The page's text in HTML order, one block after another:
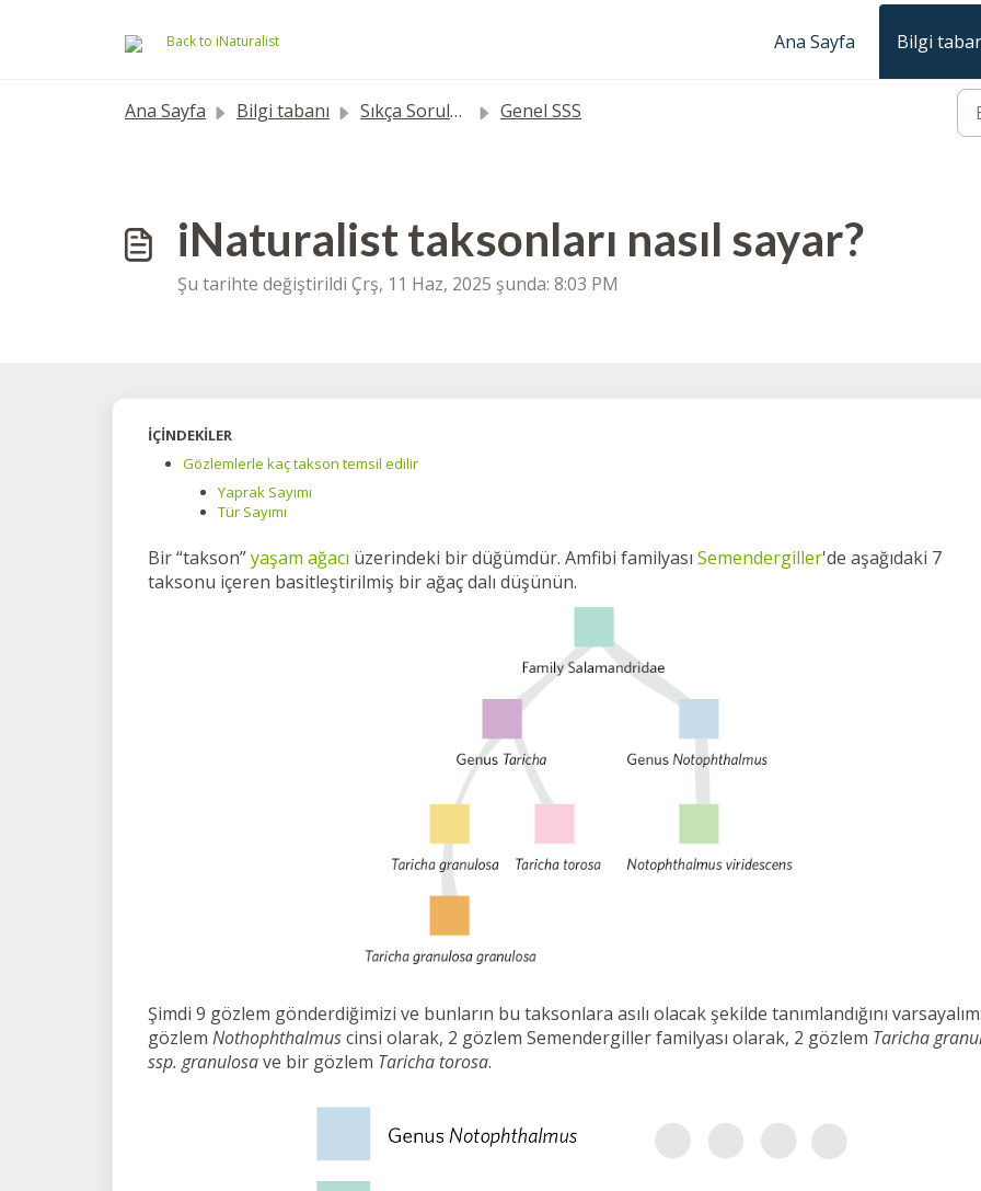
Back to iNaturalist Ana Sayfa Bilgi
Ana Sayfa Bilgi tabanı Sıkça Sorulan Sorular Genel SSS
iNaturalist taksonları nasıl sayar?
Şu tarihte değiştirildi Çrş, 11 Haz, 2025 şunda: 8:03 PM
İÇİNDEKİLER
Gözlemlerle kaç takson temsil edilir
Yaprak Sayımı
Tür Sayımı
Bir “takson”yaşam ağacı üzerindeki bir düğümdür. Amfibi familyası Semendergiller'de aşağıdaki 7
taksonu içeren basitleştirilmiş bir ağaç dalı düşünün.
Şimdi 9 gözlem gönderdiğimizi ve bunların bu taksonlara asılı olacak şekilde tanımlandığını
gözlem Nothophthalmuscinsi olarak, 2 gözlem Semendergiller familyası olarak, 2 gözlem Taricha
ssp. granulosave bir gözlem Taricha torosa.